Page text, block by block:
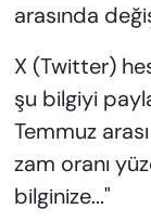
arasında
X (Twitter)
şu bilgiyi
Temmuz
zam oranı
bilginize..."